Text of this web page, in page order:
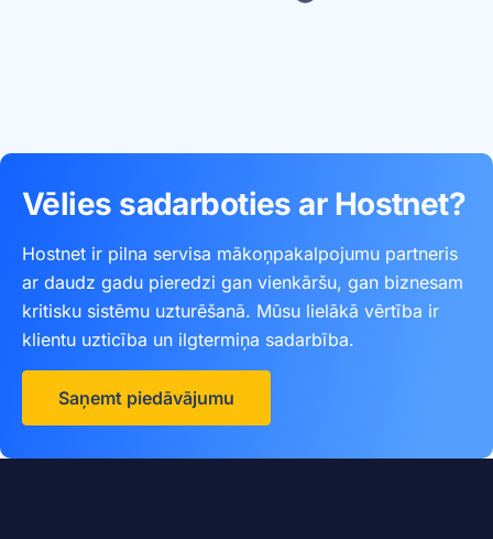
Vēlies sadarboties ar Hostnet?
Hostnet ir pilna servisa mākoņpakalpojumu partneris
ar daudz gadu pieredzi gan vienkāršu, gan biznesam
kritisku sistēmu uzturēšanā. Mūsu lielākā vērtība ir
klientu uzticība un ilgtermiņa sadarbība.
Saņemt piedāvājumu